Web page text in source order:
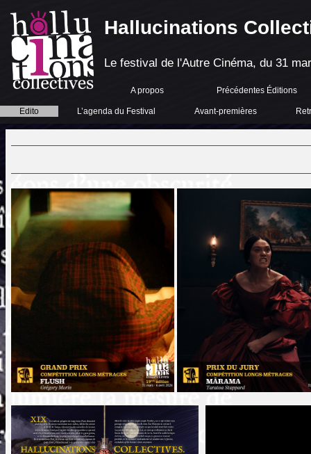
Hallucinations
Le festival de l'Autre Cinéma, du 31
A propos Précédentes Éditions
Edito L’agenda du Festival Avant-premières